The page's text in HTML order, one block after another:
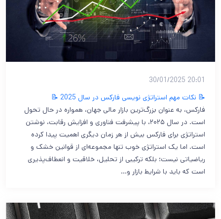
20:01 30/01/2025
📝 نکات مهم استراتژی نویسی فارکس در سال 2025 📝
فارکس، به عنوان بزرگ‌ترین بازار مالی جهان، همواره در حال تحول
است. در سال ۲۰۲۵، با پیشرفت فناوری و افزایش رقابت، نوشتن
استراتژی برای فارکس بیش از هر زمان دیگری اهمیت پیدا کرده
است. اما یک استراتژی خوب تنها مجموعه‌ای از قوانین خشک و
ریاضیاتی نیست؛ بلکه ترکیبی از تحلیل، خلاقیت و انعطاف‌پذیری
است که باید با شرایط بازار و…